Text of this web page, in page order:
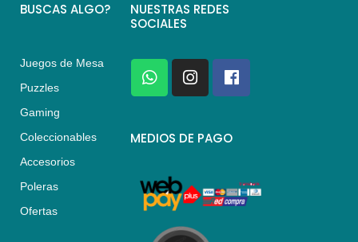
BUSCAS ALGO?
Juegos de Mesa
Puzzles
Gaming
Coleccionables
Accesorios
Poleras
Ofertas
NUESTRAS REDES
SOCIALES
W
h
a
s
p
I
n
s
a
a
m
F
a
c
b
k
MEDIOS DE PAGO